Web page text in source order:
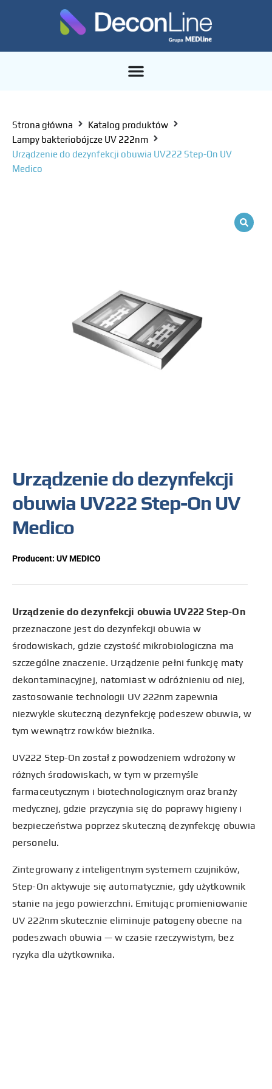
Strona główna
Katalog produktów
Lampy bakteriobójcze UV 222nm
Urządzenie do dezynfekcji obuwia UV222 Step-On UV
Medico
Urządzenie do dezynfekcji
obuwia UV222 Step-On UV
Medico
Producent: UV MEDICO
Urządzenie do dezynfekcji obuwia UV222 Step-On
przeznaczone jest do dezynfekcji obuwia w
środowiskach, gdzie czystość mikrobiologiczna ma
szczególne znaczenie. Urządzenie pełni funkcję maty
dekontaminacyjnej, natomiast w odróżnieniu od niej,
zastosowanie technologii UV 222nm zapewnia
niezwykle skuteczną dezynfekcję podeszew obuwia, w
tym wewnątrz rowków bieżnika.
UV222 Step-On został z powodzeniem wdrożony w
różnych środowiskach, w tym w przemyśle
farmaceutycznym i biotechnologicznym oraz branży
medycznej, gdzie przyczynia się do poprawy higieny i
bezpieczeństwa poprzez skuteczną dezynfekcję obuwia
personelu.​
Zintegrowany z inteligentnym systemem czujników,
Step-On aktywuje się automatycznie, gdy użytkownik
stanie na jego powierzchni. Emitując promieniowanie
UV 222nm skutecznie eliminuje patogeny obecne na
podeszwach obuwia — w czasie rzeczywistym, bez
ryzyka dla użytkownika.